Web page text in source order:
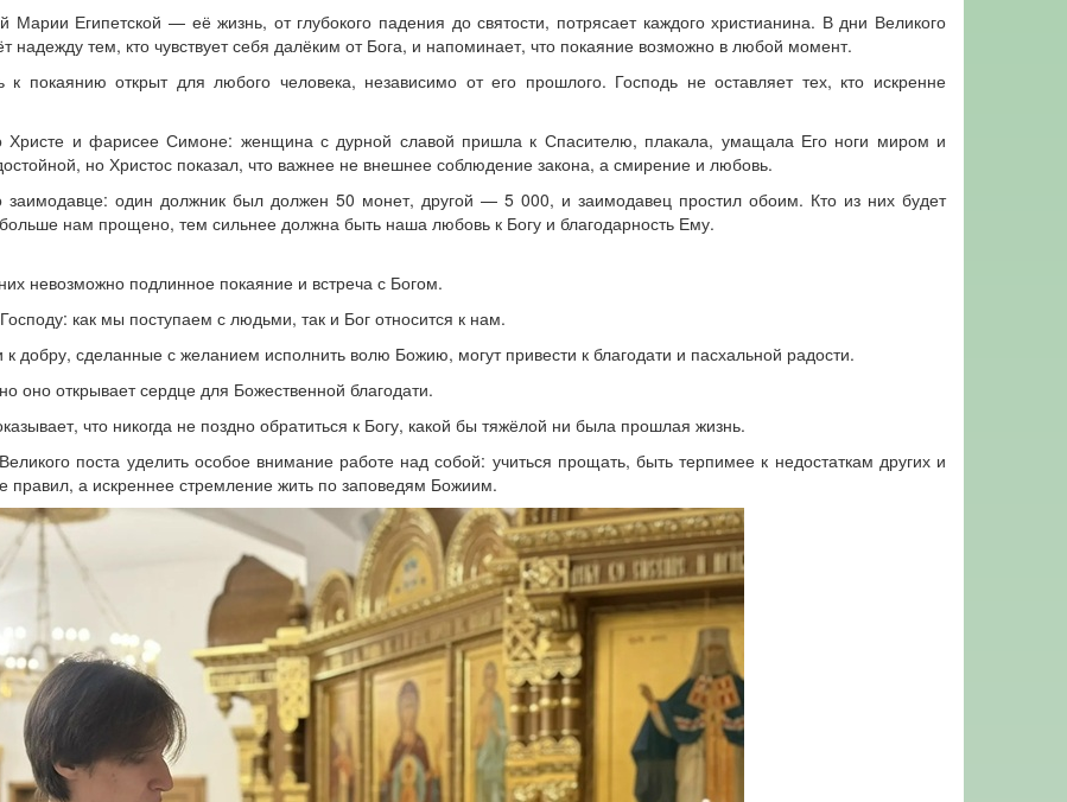
Египетской — её жизнь, от глубокого падения до святости, потрясает каждого христианина. В дни Великого
надежду тем, кто чувствует себя далёким от Бога, и напоминает, что покаяние возможно в любой момент.
покаянию открыт для любого человека, независимо от его прошлого. Господь не оставляет тех, кто искренне
Христе и фарисее Симоне: женщина с дурной славой пришла к Спасителю, плакала, умащала Его ноги миром и
но Христос показал, что важнее не внешнее соблюдение закона, а смирение и любовь.
один должник был должен 50 монет, другой — 5 000, и заимодавец простил обоим. Кто из них будет
нам прощено, тем сильнее должна быть наша любовь к Богу и благодарность Ему.
невозможно подлинное покаяние и встреча с Богом.
как мы поступаем с людьми, так и Бог относится к нам.
сделанные с желанием исполнить волю Божию, могут привести к благодати и пасхальной радости.
открывает сердце для Божественной благодати.
что никогда не поздно обратиться к Богу, какой бы тяжёлой ни была прошлая жизнь.
поста уделить особое внимание работе над собой: учиться прощать, быть терпимее к недостаткам других и
а искреннее стремление жить по заповедям Божиим.